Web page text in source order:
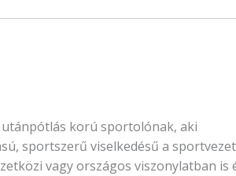
utánpótlás korú sportolónak, aki
sportszerű viselkedésű a
vagy országos viszonylatban